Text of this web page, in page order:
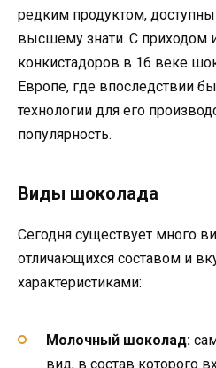
редким продуктом,
высшему знати. С приходом
конкистадоров в 16 веке
Европе, где впоследствии
технологии для его
популярность.
Виды шоколада
Сегодня существует много
отличающихся составом и
характеристиками:
Молочный шоколад:
вид, в состав которого